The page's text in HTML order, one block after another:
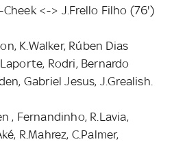
<-> J.Frello Filho (76')
K.Walker, Rúben Dias
Rodri, Bernardo
Gabriel Jesus, J.Grealish.
, Fernandinho, R.Lavia,
R.Mahrez, C.Palmer,